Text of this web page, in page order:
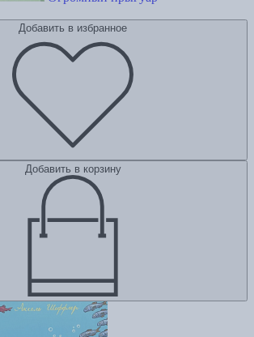
Добавить в избранное
Добавить в корзину